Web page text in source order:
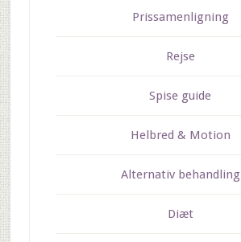
Prissamenligning
Rejse
Spise guide
Helbred & Motion
Alternativ behandling
Diæt